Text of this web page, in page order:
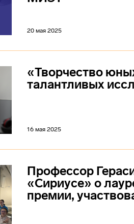
20 мая 2025
«Творчество
талантливых
16 мая 2025
Профессор
«Сириусе» о
премии,